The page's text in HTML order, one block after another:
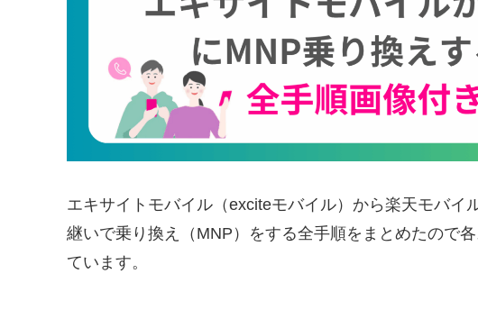
エキサイトモバイル（exciteモバイル）から楽天モバイ
継いで乗り換え（MNP）をする全手順をまとめたので
ています。